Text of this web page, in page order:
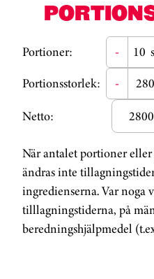
Portioner: -
Portionsstorlek:
-
Netto:
När antalet portioner
ändras inte
ingredienserna. Var noga
tilllagningstiderna, på
beredningshjälpmedel